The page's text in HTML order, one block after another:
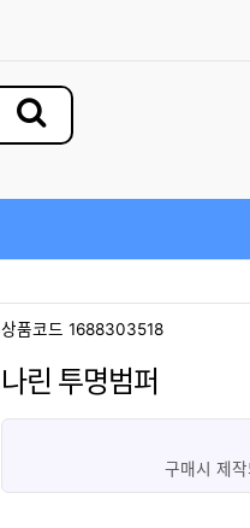
상품코드 1688303518
나린 투명범퍼
구매시 제